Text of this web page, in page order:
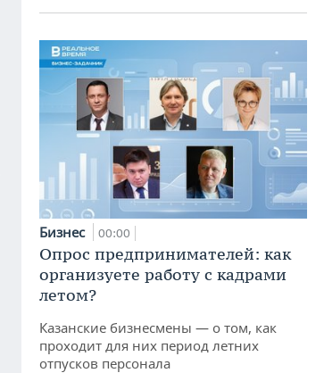
Бизнес 00:00
Опрос предпринимателей: как
организуете работу с кадрами
летом?
Казанские бизнесмены — о том, как
проходит для них период летних
отпусков персонала